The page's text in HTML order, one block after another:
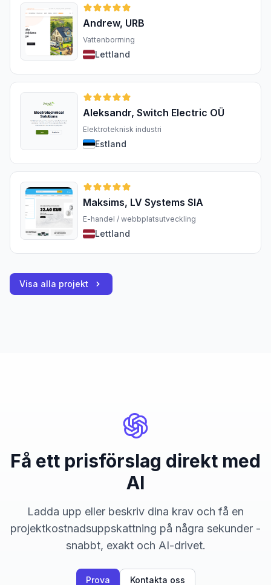
Andrew, URB
Vattenborrning
Lettland
Aleksandr, Switch Electric OÜ
Elektroteknisk industri
Estland
Maksims, LV Systems SIA
E-handel / webbplatsutveckling
Lettland
Visa alla projekt
Få ett prisförslag direkt med
AI
Ladda upp eller beskriv dina krav och få en
projektkostnadsuppskattning på några sekunder -
snabbt, exakt och AI-drivet.
Prova Kontakta oss